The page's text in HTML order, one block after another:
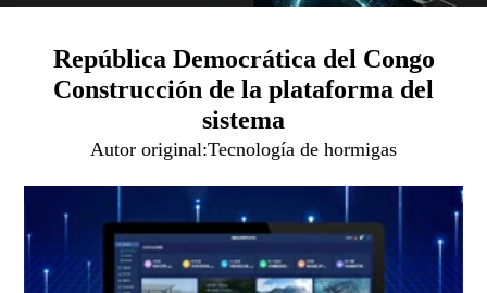
República Democrática del Congo
Construcción de la plataforma del
sistema
Autor original:Tecnología de hormigas